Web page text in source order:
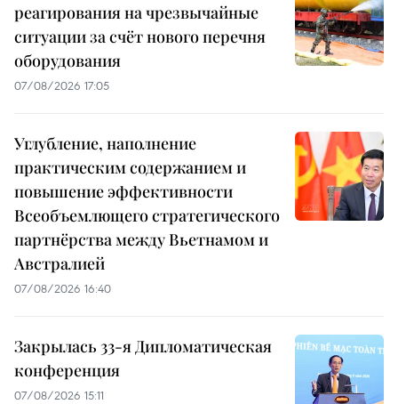
реагирования на чрезвычайные
ситуации за счёт нового перечня
оборудования
07/08/2026 17:05
Углубление, наполнение
практическим содержанием и
повышение эффективности
Всеобъемлющего стратегического
партнёрства между Вьетнамом и
Австралией
07/08/2026 16:40
Закрылась 33-я Дипломатическая
конференция
07/08/2026 15:11